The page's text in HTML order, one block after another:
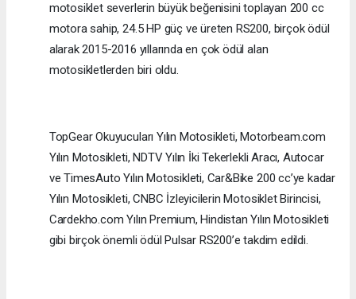
motosiklet severlerin büyük beğenisini toplayan 200 cc
motora sahip, 24.5 HP güç ve üreten RS200, birçok ödül
alarak 2015-2016 yıllarında en çok ödül alan
motosikletlerden biri oldu.
TopGear Okuyucuları Yılın Motosikleti, Motorbeam.com
Yılın Motosikleti, NDTV Yılın İki Tekerlekli Aracı, Autocar
ve TimesAuto Yılın Motosikleti, Car&Bike 200 cc’ye kadar
Yılın Motosikleti, CNBC İzleyicilerin Motosiklet Birincisi,
Cardekho.com Yılın Premium, Hindistan Yılın Motosikleti
gibi birçok önemli ödül Pulsar RS200’e takdim edildi.